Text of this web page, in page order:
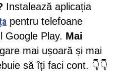
Instalează aplicația
pentru telefoane
Google Play. Mai
mai ușoară și mai
să îți faci cont. 👇👇